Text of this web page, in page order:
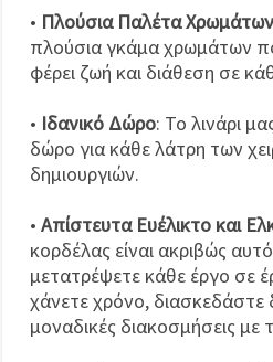
• Πλούσια Παλέτα Χρωμάτων
πλούσια γκάμα χρωμάτων
φέρει ζωή και διάθεση σε
• Ιδανικό Δώρο: Το λινάρι
δώρο για κάθε λάτρη των
δημιουργιών.
• Απίστευτα Ευέλικτο και
κορδέλας είναι ακριβώς
μετατρέψετε κάθε έργο σε
χάνετε χρόνο, διασκεδάστε
μοναδικές διακοσμήσεις με